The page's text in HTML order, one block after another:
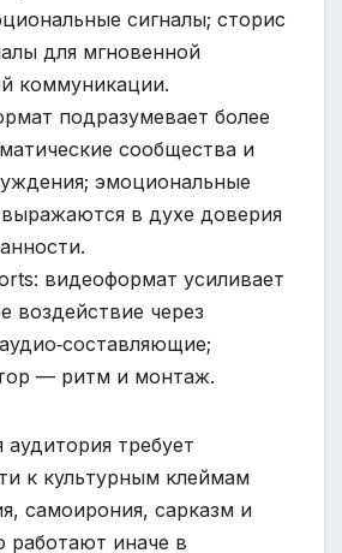
сигналы; сторис
для мгновенной
коммуникации.
подразумевает более
сообщества и
эмоциональные
в духе доверия
видеоформат усиливает
воздействие через
— ритм и монтаж.
аудитория требует
к культурным клеймам
самоирония, сарказм и
работают иначе в